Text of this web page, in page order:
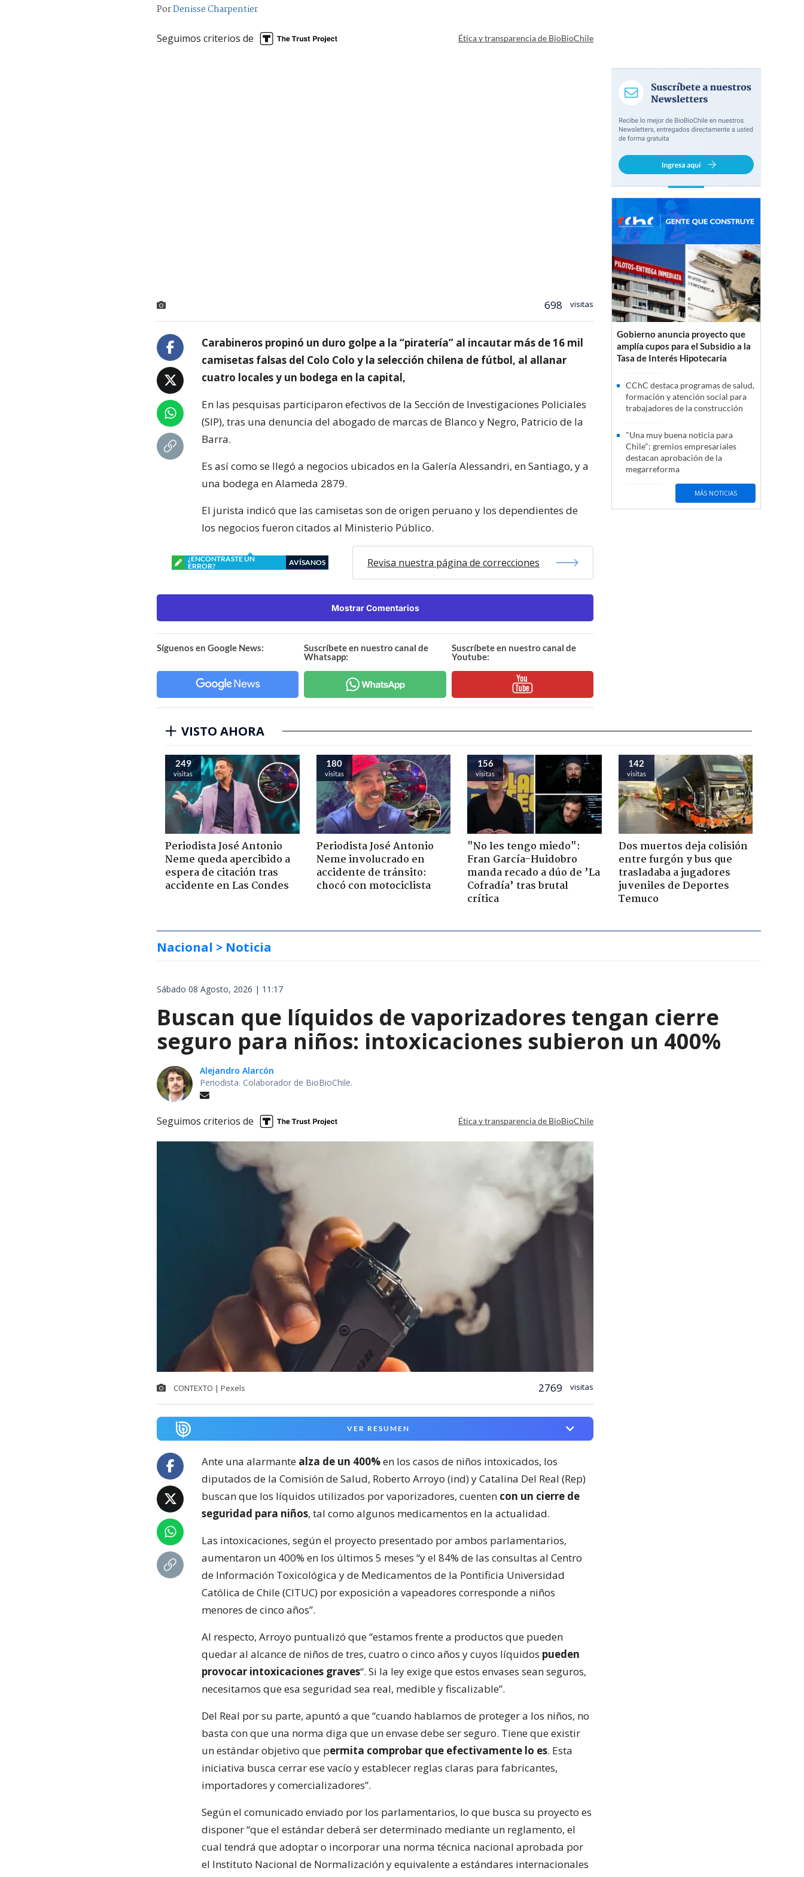
PorDenisse Charpentier
Seguimos criterios de Ética y transparencia de BioBioChile
698 visitas
Carabineros propinó un duro golpe a la “piratería” al incautar más de 16 mil
camisetas falsas del Colo Colo y la selección chilena de fútbol, al allanar
cuatro locales y un bodega en la capital,
En las pesquisas participaron efectivos de la Sección de Investigaciones Policiales
(SIP), tras una denuncia del abogado de marcas de Blanco y Negro, Patricio de la
Barra.
Es así como se llegó a negocios ubicados en la Galería Alessandri, en Santiago, y a
una bodega en Alameda 2879.
El jurista indicó que las camisetas son de origen peruano y los dependientes de
los negocios fueron citados al Ministerio Público.
¿ENCONTRASTE UN
ERROR?
AVÍSANOS Revisa nuestra página de correcciones
Mostrar Comentarios
Síguenos en Google News:
Suscríbete en nuestro canal de
Whatsapp:
Suscríbete en nuestro canal de
Youtube:
Gobierno anuncia proyecto que
amplía cupos para el Subsidio a la
Tasa de Interés Hipotecaria
CChC destaca programas de salud,
formación y atención social para
trabajadores de la construcción
"Una muy buena noticia para
Chile": gremios empresariales
destacan aprobación de la
megarreforma
MÁS NOTICIAS
VISTO AHORA
249
visitas
Periodista José Antonio
Neme queda apercibido a
espera de citación tras
accidente en Las Condes
180
visitas
Periodista José Antonio
Neme involucrado en
accidente de tránsito:
chocó con motociclista
156
visitas
"No les tengo miedo":
Fran García-Huidobro
manda recado a dúo de ’La
Cofradía’ tras brutal
crítica
142
visitas
Dos muertos deja colisión
entre furgón y bus que
trasladaba a jugadores
juveniles de Deportes
Temuco
Nacional > Noticia
Sábado 08 Agosto, 2026 | 11:17
Buscan que líquidos de vaporizadores tengan cierre
seguro para niños: intoxicaciones subieron un 400%
Alejandro Alarcón
Periodista. Colaborador de BioBioChile.
Seguimos criterios de Ética y transparencia de BioBioChile
CONTEXTO | Pexels 2769 visitas
VER RESUMEN
Ante una alarmante alza de un 400%en los casos de niños intoxicados, los
diputados de la Comisión de Salud, Roberto Arroyo (ind) y Catalina Del Real (Rep)
buscan que los líquidos utilizados por vaporizadores, cuenten con un cierre de
seguridad para niños, tal como algunos medicamentos en la actualidad.
Las intoxicaciones, según el proyecto presentado por ambos parlamentarios,
aumentaron un 400% en los últimos 5 meses “y el 84% de las consultas al Centro
de Información Toxicológica y de Medicamentos de la Pontificia Universidad
Católica de Chile (CITUC) por exposición a vapeadores corresponde a niños
menores de cinco años”.
Al respecto, Arroyo puntualizó que “estamos frente a productos que pueden
quedar al alcance de niños de tres, cuatro o cinco años y cuyos líquidos pueden
provocar intoxicaciones graves“. Si la ley exige que estos envases sean seguros,
necesitamos que esa seguridad sea real, medible y fiscalizable”.
Del Real por su parte, apuntó a que “cuando hablamos de proteger a los niños, no
basta con que una norma diga que un envase debe ser seguro. Tiene que existir
un estándar objetivo que permita comprobar que efectivamente lo es. Esta
iniciativa busca cerrar ese vacío y establecer reglas claras para fabricantes,
importadores y comercializadores”.
Según el comunicado enviado por los parlamentarios, lo que busca su proyecto es
disponer “que el estándar deberá ser determinado mediante un reglamento, el
cual tendrá que adoptar o incorporar una norma técnica nacional aprobada por
el Instituto Nacional de Normalización y equivalente a estándares internacionales